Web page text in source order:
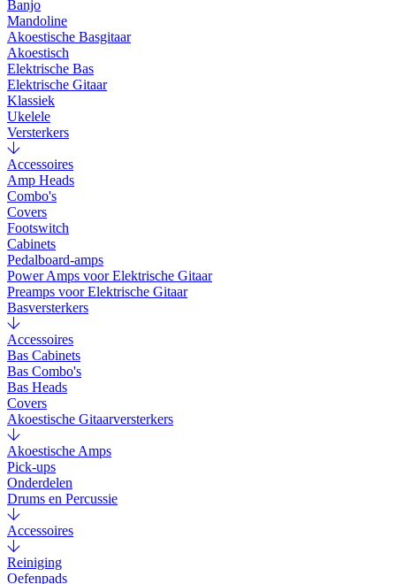
Banjo
Mandoline
Akoestische Basgitaar
Akoestisch
Elektrische Bas
Elektrische Gitaar
Klassiek
Ukelele
Versterkers
Accessoires
Amp Heads
Combo's
Covers
Footswitch
Cabinets
Pedalboard-amps
Power Amps voor Elektrische Gitaar
Preamps voor Elektrische Gitaar
Basversterkers
Accessoires
Bas Cabinets
Bas Combo's
Bas Heads
Covers
Akoestische Gitaarversterkers
Akoestische Amps
Pick-ups
Onderdelen
Drums en Percussie
Accessoires
Reiniging
Oefenpads